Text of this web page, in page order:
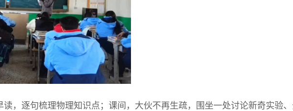
，逐句梳理物理知识点；课间，大伙不再生疏，围坐一处讨论新奇实验